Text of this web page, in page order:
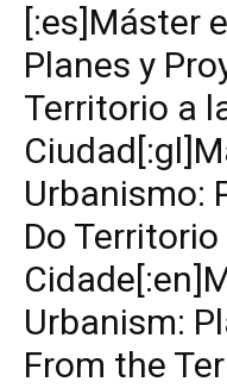
[:es]Máster
Planes y
Territorio a
Urbanismo:
Do Territorio
Urbanism:
From the